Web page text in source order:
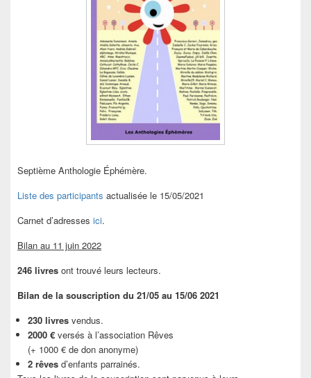
Septième Anthologie Éphémère.
Liste des participants actualisée le 15/05/2021
Carnet d’adresses ici.
Bilan au 11 juin 2022
246 livres ont trouvé leurs lecteurs.
Bilan de la souscription du 21/05 au 15/06 2021
230 livres vendus.
2000 € versés à l’association Rêves
(+ 1000 € de don anonyme)
2 rêves d’enfants parrainés.